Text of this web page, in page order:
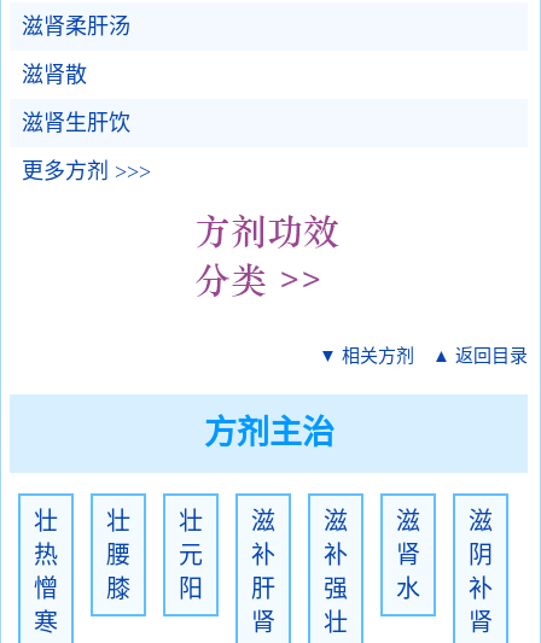
滋肾柔肝汤
滋肾散
滋肾生肝饮
更多方剂 >>>
▼ 相关方剂 ▲ 返回目录
方剂主治
壮
热
憎
寒
壮
腰
膝
壮
元
阳
滋
补
肝
肾
滋
补
强
壮
滋
肾
水
滋
阴
补
肾